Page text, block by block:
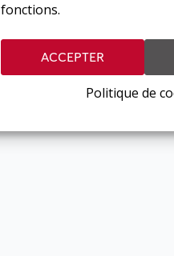
fonctions.
ACCEPTER
Politique de